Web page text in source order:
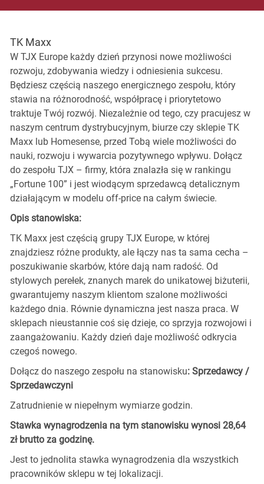
TK Maxx
W TJX Europe każdy dzień przynosi nowe możliwości
rozwoju, zdobywania wiedzy i odniesienia sukcesu.
Będziesz częścią naszego energicznego zespołu, który
stawia na różnorodność, współpracę i priorytetowo
traktuje Twój rozwój. Niezależnie od tego, czy pracujesz w
naszym centrum dystrybucyjnym, biurze czy sklepie TK
Maxx lub Homesense, przed Tobą wiele możliwości do
nauki, rozwoju i wywarcia pozytywnego wpływu. Dołącz
do zespołu TJX – firmy, która znalazła się w rankingu
„Fortune 100” i jest wiodącym sprzedawcą detalicznym
działającym w modelu off-price na całym świecie.
Opis stanowiska:
TK Maxx jest częścią grupy TJX Europe, w której
znajdziesz różne produkty, ale łączy nas ta sama cecha –
poszukiwanie skarbów, które dają nam radość. Od
stylowych perełek, znanych marek do unikatowej biżuterii,
gwarantujemy naszym klientom szalone możliwości
każdego dnia. Równie dynamiczna jest nasza praca. W
sklepach nieustannie coś się dzieje, co sprzyja rozwojowi i
zaangażowaniu. Każdy dzień daje możliwość odkrycia
czegoś nowego.
Dołącz do naszego zespołu na stanowisku: Sprzedawcy /
Sprzedawczyni
Zatrudnienie w niepełnym wymiarze godzin.
Stawka wynagrodzenia na tym stanowisku wynosi 28,64
zł brutto za godzinę.
Jest to jednolita stawka wynagrodzenia dla wszystkich
pracowników sklepu w tej lokalizacji.